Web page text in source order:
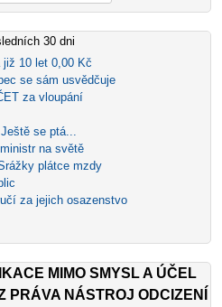
30 dni
10 let 0,00 Kč
se sám usvědčuje
za vloupání
se ptá...
na světě
plátce mzdy
za jejich osazenstvo
MIMO SMYSL A ÚČEL
PRÁVA NÁSTROJ ODCIZENÍ